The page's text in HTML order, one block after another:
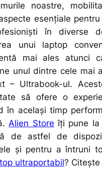
noastre,
esențiale
în diverse
unui laptop
mai ales atunci
unul dintre cele mai
– Ultrabook-ul.
să ofere o
în același timp
Alien Store îți pune la
de astfel de
și pentru a întruni
ultraportabil?